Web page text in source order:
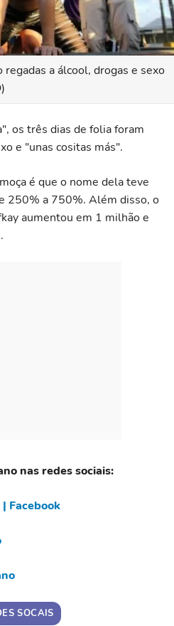
a álcool, drogas e sexo
os três dias de folia foram
e "unas cositas más".
é que o nome dela teve
250% a 750%. Além disso, o
aumentou em 1 milhão e
nas redes sociais:
Facebook
SOCAIS